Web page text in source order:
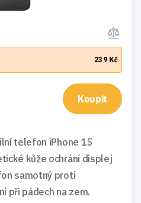
239 Kč
Koupit
telefon iPhone 15
kůže ochrání displej
samotný proti
při pádech na zem.